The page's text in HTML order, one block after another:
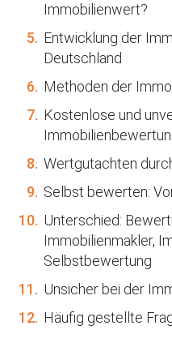
Immobilienwert?
5. Entwicklung der
Deutschland
6. Methoden der
7. Kostenlose und
8. Wertgutachten
9. Selbst bewerten:
10. Unterschied:
Immobilienmakler,
Selbstbewertung
11. Unsicher bei der
12. Häufig gestellte